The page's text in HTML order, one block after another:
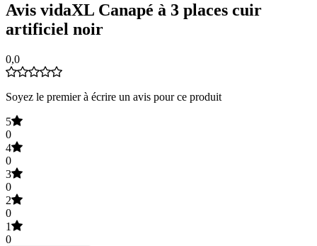
Avis vidaXL Canapé à 3 places cuir
artificiel noir
0,0
Soyez le premier à écrire un avis pour ce produit
5
0
4
0
3
0
2
0
1
0